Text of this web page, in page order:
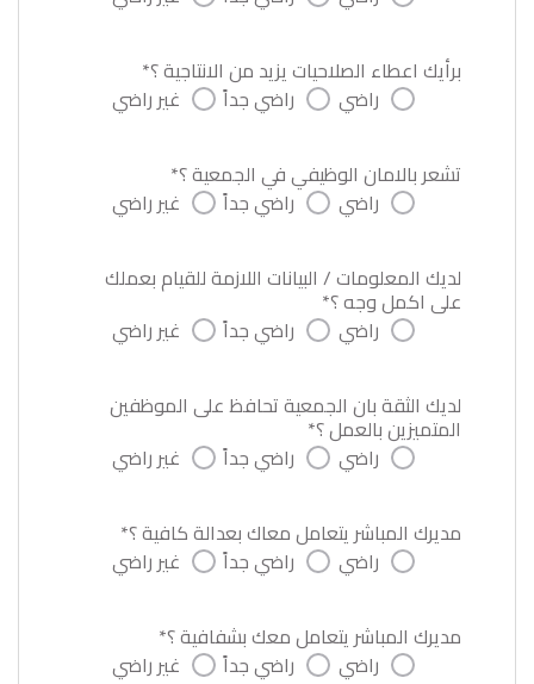
برأيك اعطاء الصلاحيات يزيد من الانتاجية ؟*
راضي راضي جداً غير راضي
تشعر بالامان الوظيفي في الجمعية ؟*
راضي راضي جداً غير راضي
لديك المعلومات / البيانات اللازمة للقيام بعملك
على اكمل وجه ؟*
راضي راضي جداً غير راضي
لديك الثقة بان الجمعية تحافظ على الموظفين
المتميزين بالعمل ؟*
راضي راضي جداً غير راضي
مديرك المباشر يتعامل معاك بعدالة كافية ؟*
راضي راضي جداً غير راضي
مديرك المباشر يتعامل معك بشفافية ؟*
راضي راضي جداً غير راضي